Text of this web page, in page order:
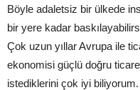
Böyle adaletsiz bir ülkede
bir yere kadar
Çok uzun yıllar Avrupa ile
ekonomisi güçlü doğru
istediklerini çok iyi biliyorum.